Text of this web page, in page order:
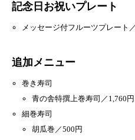
記念日お祝いプレート
メッセージ付フルーツプレート
追加メニュー
巻き寿司
青の舎特撰上巻寿司／1,760円
細巻寿司
胡瓜巻／500円